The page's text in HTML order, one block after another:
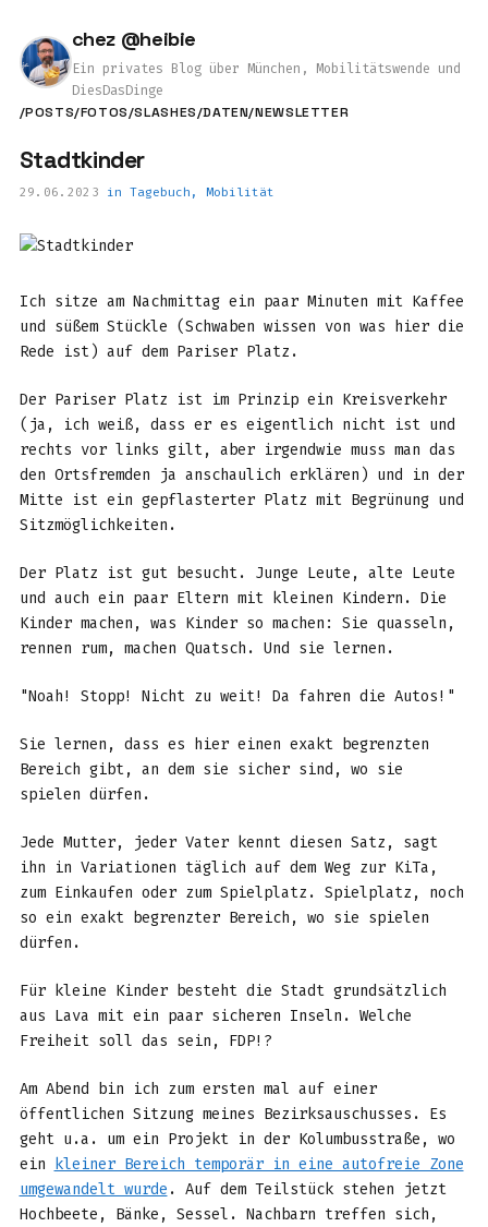
chez @heibie
Ein privates Blog über München, Mobilitätswende und
DiesDasDinge
/POSTS/FOTOS/SLASHES/DATEN/NEWSLETTER
Stadtkinder
29.06.2023 inTagebuch , Mobilität
Ich sitze am Nachmittag ein paar Minuten mit Kaffee
und süßem Stückle (Schwaben wissen von was hier die
Rede ist) auf dem Pariser Platz.
Der Pariser Platz ist im Prinzip ein Kreisverkehr
(ja, ich weiß, dass er es eigentlich nicht ist und
rechts vor links gilt, aber irgendwie muss man das
den Ortsfremden ja anschaulich erklären) und in der
Mitte ist ein gepflasterter Platz mit Begrünung und
Sitzmöglichkeiten.
Der Platz ist gut besucht. Junge Leute, alte Leute
und auch ein paar Eltern mit kleinen Kindern. Die
Kinder machen, was Kinder so machen: Sie quasseln,
rennen rum, machen Quatsch. Und sie lernen.
"Noah! Stopp! Nicht zu weit! Da fahren die Autos!"
Sie lernen, dass es hier einen exakt begrenzten
Bereich gibt, an dem sie sicher sind, wo sie
spielen dürfen.
Jede Mutter, jeder Vater kennt diesen Satz, sagt
ihn in Variationen täglich auf dem Weg zur KiTa,
zum Einkaufen oder zum Spielplatz. Spielplatz, noch
so ein exakt begrenzter Bereich, wo sie spielen
dürfen.
Für kleine Kinder besteht die Stadt grundsätzlich
aus Lava mit ein paar sicheren Inseln. Welche
Freiheit soll das sein, FDP!?
Am Abend bin ich zum ersten mal auf einer
öffentlichen Sitzung meines Bezirksauschusses. Es
geht u.a. um ein Projekt in der Kolumbusstraße, wo
ein
kleiner Bereich temporär in eine autofreie Zone
umgewandelt wurde . Auf dem Teilstück stehen jetzt
Hochbeete, Bänke, Sessel. Nachbarn treffen sich,